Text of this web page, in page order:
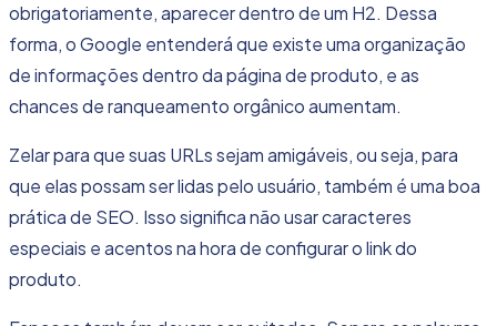
obrigatoriamente, aparecer dentro de um H2. Dessa
forma, o Google entenderá que existe uma organização
de informações dentro da página de produto, e as
chances de ranqueamento orgânico aumentam.
Zelar para que suas URLs sejam amigáveis, ou seja, para
que elas possam ser lidas pelo usuário, também é uma boa
prática de SEO. Isso significa não usar caracteres
especiais e acentos na hora de configurar o link do
produto.